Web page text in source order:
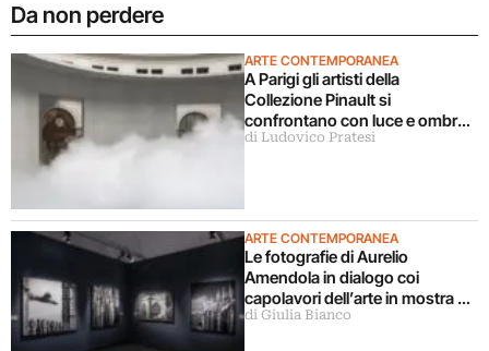
Da non perdere
ARTE CONTEMPORANEA
A Parigi gli artisti della
Collezione Pinault si
confrontano con luce e ombra
in una grande mostra
di Ludovico Pratesi
ARTE CONTEMPORANEA
Le fotografie di Aurelio
Amendola in dialogo coi
capolavori dell’arte in mostra a
Milano
di Giulia Bianco